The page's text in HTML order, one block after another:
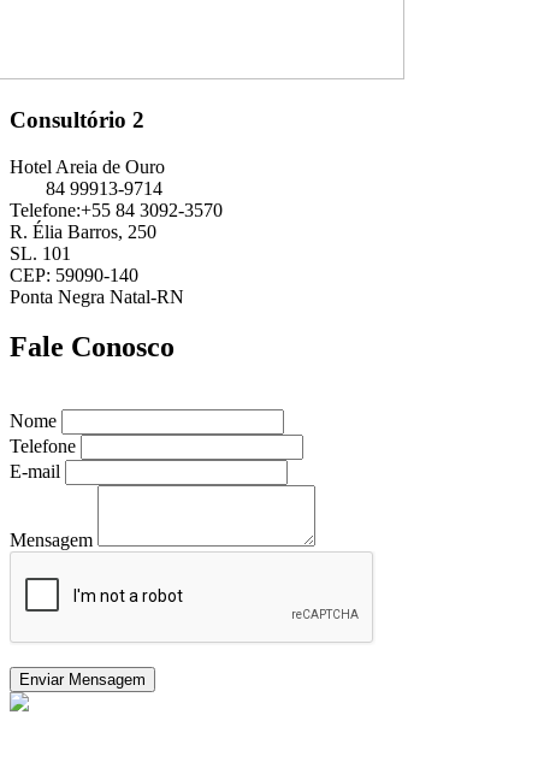
Consultório 2
Hotel Areia de Ouro
84 99913-9714
Telefone:+55 84 3092-3570
R. Élia Barros, 250
SL. 101
CEP: 59090-140
Ponta Negra Natal-RN
Fale Conosco
Nome
Telefone
E-mail
Mensagem
Enviar Mensagem